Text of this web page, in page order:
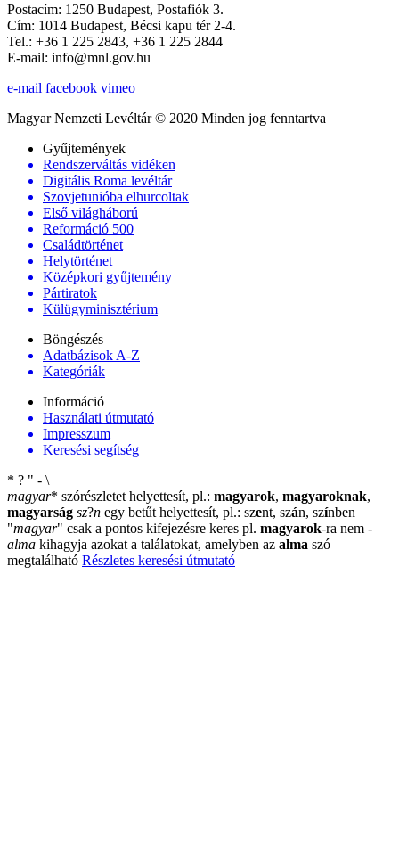
Postacím: 1250 Budapest, Postafiók 3.
Cím: 1014 Budapest, Bécsi kapu tér 2-4.
Tel.: +36 1 225 2843, +36 1 225 2844
E-mail: info@mnl.gov.hu
e-mail facebook vimeo
Magyar Nemzeti Levéltár © 2020 Minden jog fenntartva
Gyűjtemények
Rendszerváltás vidéken
Digitális Roma levéltár
Szovjetunióba elhurcoltak
Első világháború
Reformáció 500
Családtörténet
Helytörténet
Középkori gyűjtemény
Pártiratok
Külügyminisztérium
Böngészés
Adatbázisok A-Z
Kategóriák
Információ
Használati útmutató
Impresszum
Keresési segítség
* ? " - \
magyar* szórészletet helyettesít, pl.: magyarok, magyaroknak,
magyarság sz?n egy betűt helyettesít, pl.: szent, szán, színben
"magyar" csak a pontos kifejezésre keres pl. magyarok-ra nem -
alma kihagyja azokat a találatokat, amelyben az alma szó
megtalálható Részletes keresési útmutató